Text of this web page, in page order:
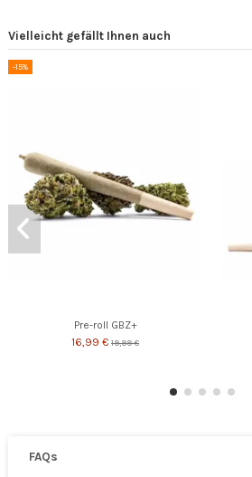
Vielleicht gefällt Ihnen auch
-15%
Pre-roll GBZ+
16,99 € 19,99 €
FAQs